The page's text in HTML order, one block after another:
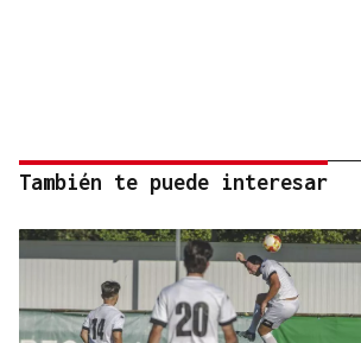
También te puede interesar